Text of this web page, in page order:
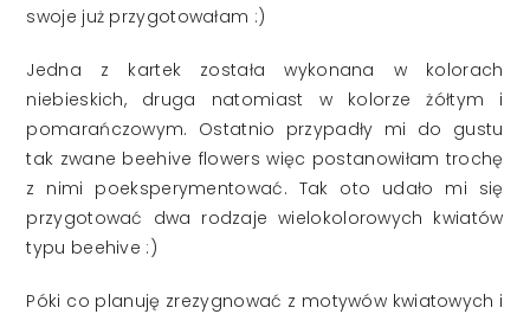
swoje już przygotowałam :)
Jedna z kartek została wykonana w kolorach
niebieskich, druga natomiast w kolorze żółtym i
pomarańczowym. Ostatnio przypadły mi do gustu
tak zwane beehive flowers więc postanowiłam trochę
z nimi poeksperymentować. Tak oto udało mi się
przygotować dwa rodzaje wielokolorowych kwiatów
typu beehive :)
Póki co planuję zrezygnować z motywów kwiatowych i